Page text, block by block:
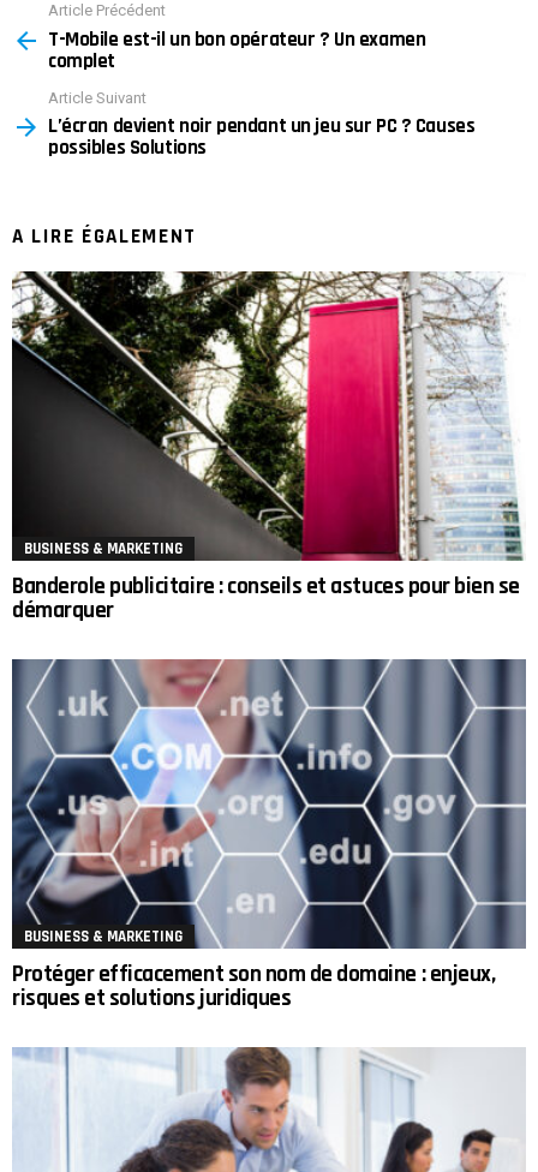
more
Article Précédent
T-Mobile est-il un bon opérateur ? Un examen
complet
Article Suivant
L’écran devient noir pendant un jeu sur PC ? Causes
possibles Solutions
A LIRE ÉGALEMENT
BUSINESS & MARKETING
Banderole publicitaire : conseils et astuces pour bien se
démarquer
BUSINESS & MARKETING
Protéger efficacement son nom de domaine : enjeux,
risques et solutions juridiques